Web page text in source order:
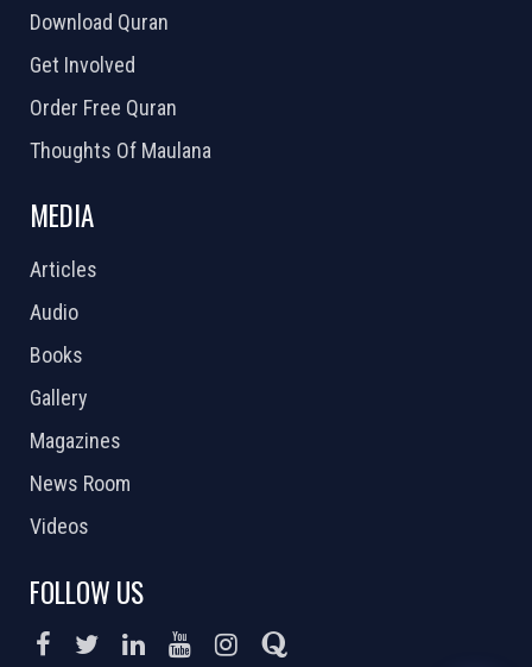
Download Quran
Get Involved
Order Free Quran
Thoughts Of Maulana
MEDIA
Articles
Audio
Books
Gallery
Magazines
News Room
Videos
FOLLOW US